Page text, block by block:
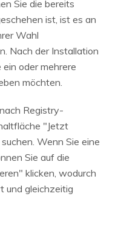
Sie die bereits
ist, ist es an
Wahl
Nach der Installation
oder mehrere
möchten.
Registry-
"Jetzt
Wenn Sie eine
Sie auf die
klicken, wodurch
und gleichzeitig